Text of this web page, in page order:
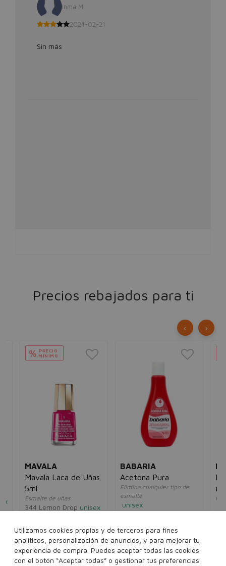
Inma M
2024-02-21
Sin más
Precios rebajados para ti
% PRECIO
MÍNIMO
MAVALA
Mavala Laca de Uñas
5ml
Esmalte de uñas
344 Lemon Drop unisex
Ver más...
BABARIA
Acetona Pura
Elimina cualquier tipo de
esmalte
unisex
200 ml
‹ ›
Utilizamos cookies propias y de terceros para fines
analíticos, personalización de anuncios, y para mejorar tu
experiencia de compra. Puedes aceptar todas las cookies
con el botón “Aceptar todas” o gestionar tus preferencias